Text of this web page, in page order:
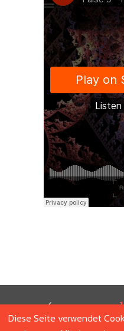
1
Diese Seite verwendet